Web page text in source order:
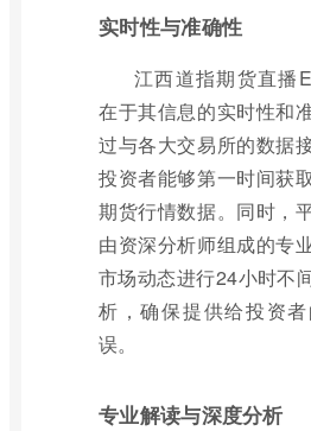
实时性与准确性
江西道指期货直播
在于其信息的实时性和
过与各大交易所的数据
投资者能够第一时间获
期货行情数据。同时，
由资深分析师组成的专
市场动态进行24小时不
析，确保提供给投资
误。
专业解读与深度分析